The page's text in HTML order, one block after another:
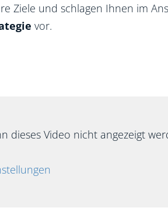
Ziele und schlagen Ihnen im
vor.
dieses Video nicht angezeigt